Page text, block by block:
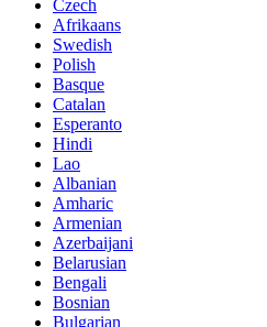
Czech
Afrikaans
Swedish
Polish
Basque
Catalan
Esperanto
Hindi
Lao
Albanian
Amharic
Armenian
Azerbaijani
Belarusian
Bengali
Bosnian
Bulgarian